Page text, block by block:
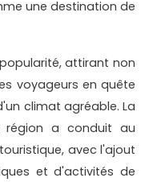
une destination de
attirant non
voyageurs en quête
climat agréable. La
région a conduit au
avec l'ajout
et d'activités de